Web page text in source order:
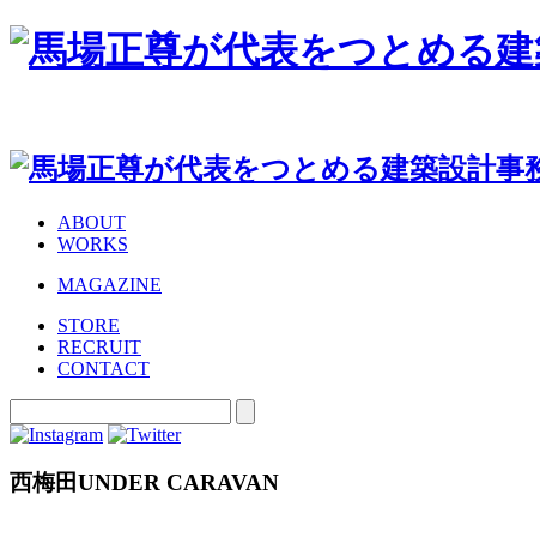
ABOUT
WORKS
MAGAZINE
STORE
RECRUIT
CONTACT
西梅田UNDER CARAVAN